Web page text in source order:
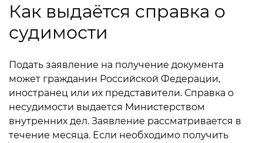
Как выдаётся справка о
судимости
Подать заявление на получение документа
может гражданин Российской Федерации,
иностранец или их представители. Справка о
несудимости выдается Министерством
внутренних дел. Заявление рассматривается в
течение месяца. Если необходимо получить